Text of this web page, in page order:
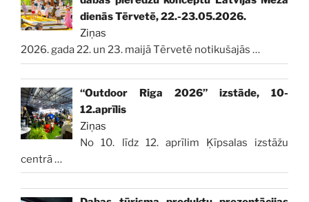
dienās Tērvetē, 22.-23.05.2026.
Ziņas
2026. gada 22. un 23. maijā Tērvetē notikušajās …
“Outdoor Riga 2026” izstāde, 10-
12.aprīlis
Ziņas
No 10. līdz 12. aprīlim Ķīpsalas izstāžu
centrā…